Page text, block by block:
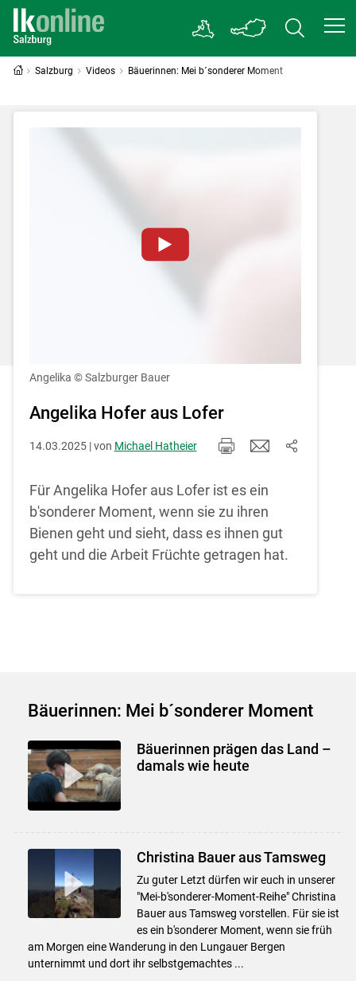
Salzburg Videos Bäuerinnen: Mei b´sonderer Moment
Einstellungen jederzeit einsehen und
korrigieren
Akzeptieren
Cookies Einstellungen
Angelika © Salzburger Bauer
Angelika Hofer aus Lofer
14.03.2025 | von Michael Hatheier
Für Angelika Hofer aus Lofer ist es ein
b'sonderer Moment, wenn sie zu ihren
Bienen geht und sieht, dass es ihnen gut
geht und die Arbeit Früchte getragen hat.
Bäuerinnen: Mei b´sonderer Moment
Bäuerinnen prägen das Land –
damals wie heute
Christina Bauer aus Tamsweg
Zu guter Letzt dürfen wir euch in unserer
"Mei-b'sonderer-Moment-Reihe" Christina
Bauer aus Tamsweg vorstellen. Für sie ist
es ein b'sonderer Moment, wenn sie früh
am Morgen eine Wanderung in den Lungauer Bergen
unternimmt und dort ihr selbstgemachtes ...